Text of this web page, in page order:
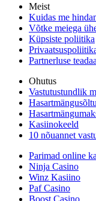
Meist
Kuidas me
Võtke meiega
Küpsiste poliitika
Partnerluse
Ohutus
Vastutustundlik
Kasiinokeeld
10 nõuannet
Parimad online
Ninja Casino
Winz Kasiino
Paf Casino
Boost Casino